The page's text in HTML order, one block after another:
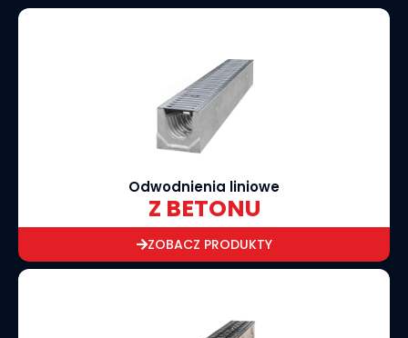
Odwodnienia liniowe
Z BETONU
ZOBACZ PRODUKTY